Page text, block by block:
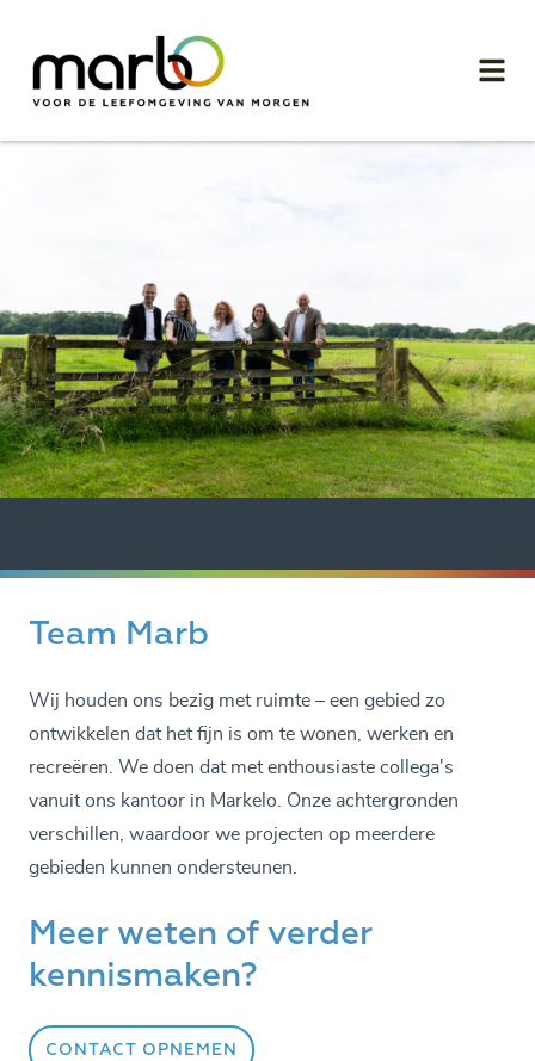
Team Marb
Wij houden ons bezig met ruimte – een gebied zo
ontwikkelen dat het fijn is om te wonen, werken en
recreëren. We doen dat met enthousiaste collega's
vanuit ons kantoor in Markelo. Onze achtergronden
verschillen, waardoor we projecten op meerdere
gebieden kunnen ondersteunen.
Meer weten of verder
kennismaken?
CONTACT OPNEMEN